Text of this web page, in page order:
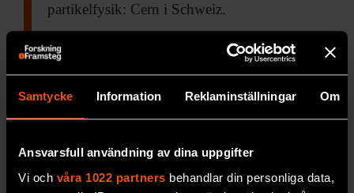
Samtycke Information Reklaminställningar Om
Ansvarsfull användning av dina uppgifter
Vi och våra 1022 partners behandlar din personliga data,
partikelfysik: Cern i Schweiz.